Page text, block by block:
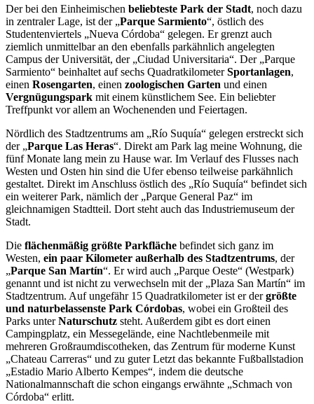
Der bei den Einheimischen beliebteste Park der Stadt, noch dazu
in zentraler Lage, ist der „Parque Sarmiento“, östlich des
Studentenviertels „Nueva Córdoba“ gelegen. Er grenzt auch
ziemlich unmittelbar an den ebenfalls parkähnlich angelegten
Campus der Universi­tät, der „Ciudad Universitaria“. Der „Parque
Sarmiento“ beinhaltet auf sechs Quadratkilo­meterSportanlagen,
einen Rosengarten, einen zoologischen Garten und einen
Vergnü­gungspark mit einem künstlichem See. Ein beliebter
Treffpunkt vor allem an Wochenen­den und Feiertagen.
Nördlich des Stadtzentrums am „Río Suquía“ gelegen erstreckt sich
der „Parque Las Heras“. Direkt am Park lag meine Wohnung, die
fünf Monate lang mein zu Hause war. Im Verlauf des Flusses nach
Westen und Osten hin sind die Ufer ebenso teilweise parkähnlich
gestaltet. Direkt im Anschluss östlich des „Río Suquía“ befindet sich
ein weiterer Park, nämlich der „Parque General Paz“ im
gleichnamigen Stadtteil. Dort steht auch das Industriemuseum der
Stadt.
Die flächenmäßig größte Parkfläche befindet sich ganz im
Westen, ein paar Kilometer außerhalb des Stadtzentrums, der
„Parque San Mar­tín“. Er wird auch „Parque Oeste“ (Westpark)
genannt und ist nicht zu verwechseln mit der „Plaza San Martín“ im
Stadtzentrum. Auf ungefähr 15 Quadratkilometer ist er dergrößte
und naturbelassenste Park Córdobas, wobei ein Großteil des
Parks unterNaturschutz steht. Außerdem gibt es dort einen
Campingplatz, ein Messegelände, eine Nachtlebenmei­le mit
mehreren Großraumdiscotheken, das Zentrum für moderne Kunst
„Chateau Car­reras“ und zu guter Letzt das bekannte Fußballstadion
„Estadio Mario Alberto Kempes“, in­dem die deutsche
Nationalmannschaft die schon eingangs erwähnte „Schmach von
Cór­doba“ erlitt.